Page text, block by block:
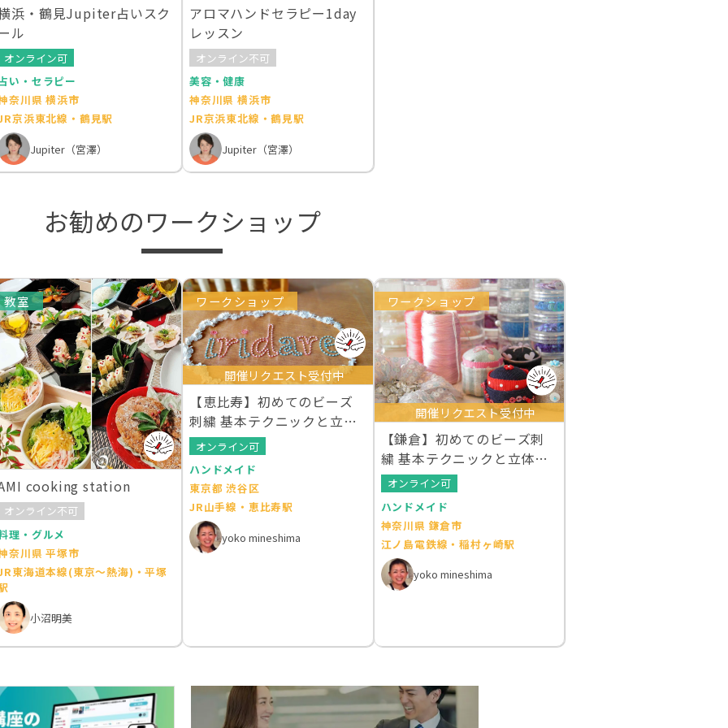
浜・鶴見Jupiter占いスク
ル
オンライン可
い・セラピー
奈川県 横浜市
京浜東北線・鶴見駅
Jupiter（宮澤）
アロマハンドセラピー1day
レッスン
オンライン不可
美容・健康
神奈川県 横浜市
JR京浜東北線・鶴見駅
Jupiter（宮澤）
お勧めのワークショップ
教室
cooking station
オンライン不可
理・グルメ
奈川県 平塚市
東海道本線(東京～熱海)・平塚
小沼明美
ワークショップ
開催リクエスト受付中
【恵比寿】初めてのビーズ
刺繍 基本テクニックと立体
的なお花の刺繍
オンライン可
ハンドメイド
東京都 渋谷区
JR山手線・恵比寿駅
yoko mineshima
ワークショップ
開催リクエスト受付中
【鎌倉】初めてのビーズ刺
繍 基本テクニックと立体的
なお花の刺繍
オンライン可
ハンドメイド
神奈川県 鎌倉市
江ノ島電鉄線・稲村ヶ崎駅
yoko mineshima